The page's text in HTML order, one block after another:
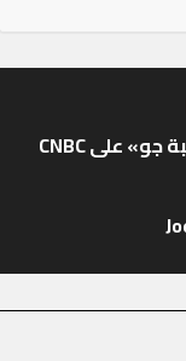
مقدِّم برنامج «حقيبة جو» على CNBC